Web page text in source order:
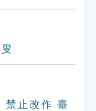
禁止改作 臺